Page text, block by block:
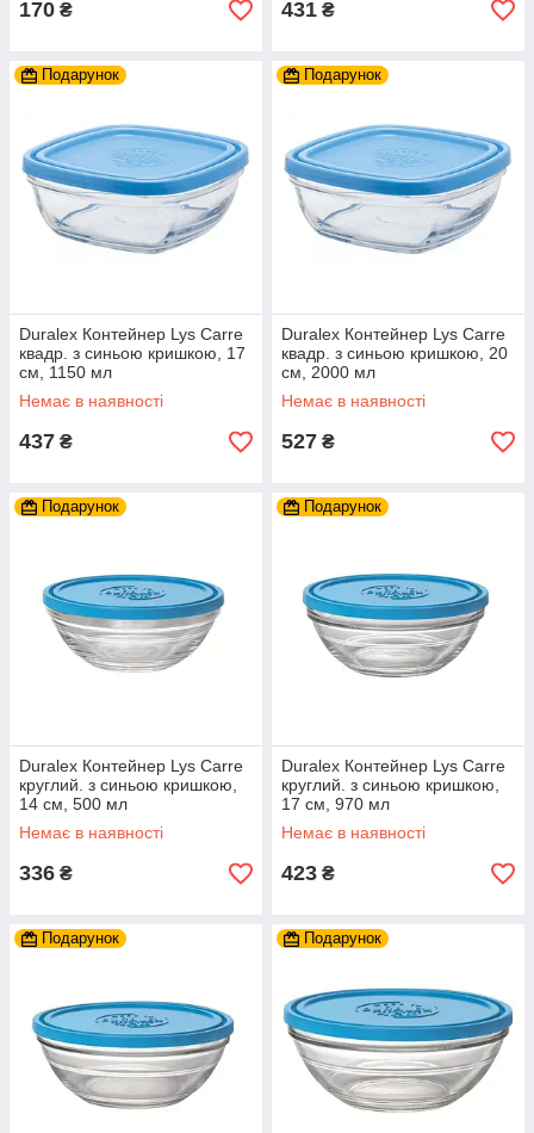
170 ₴ 431 ₴
Подарунок
Duralex Контейнер Lys Carre
квадр. з синьою кришкою, 17
см, 1150 мл
Немає в наявності
437 ₴
Подарунок
Duralex Контейнер Lys Carre
квадр. з синьою кришкою, 20
см, 2000 мл
Немає в наявності
527 ₴
Подарунок
Duralex Контейнер Lys Carre
круглий. з синьою кришкою,
14 см, 500 мл
Немає в наявності
336 ₴
Подарунок
Duralex Контейнер Lys Carre
круглий. з синьою кришкою,
17 см, 970 мл
Немає в наявності
423 ₴
Подарунок Подарунок